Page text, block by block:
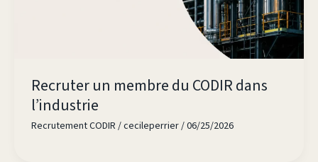
Recruter un membre du CODIR dans
l’industrie
Recrutement CODIR /cecileperrier/06/25/2026